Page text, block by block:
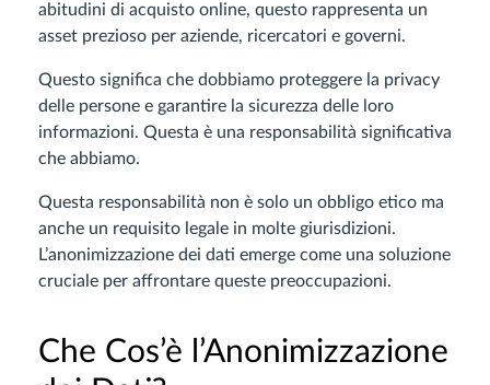
abitudini di acquisto online, questo rappresenta un
asset prezioso per aziende, ricercatori e governi.
Questo significa che dobbiamo proteggere la privacy
delle persone e garantire la sicurezza delle loro
informazioni. Questa è una responsabilità significativa
che abbiamo.
Questa responsabilità non è solo un obbligo etico ma
anche un requisito legale in molte giurisdizioni.
L’anonimizzazione dei dati emerge come una soluzione
cruciale per affrontare queste preoccupazioni.
Che Cos’è l’Anonimizzazione